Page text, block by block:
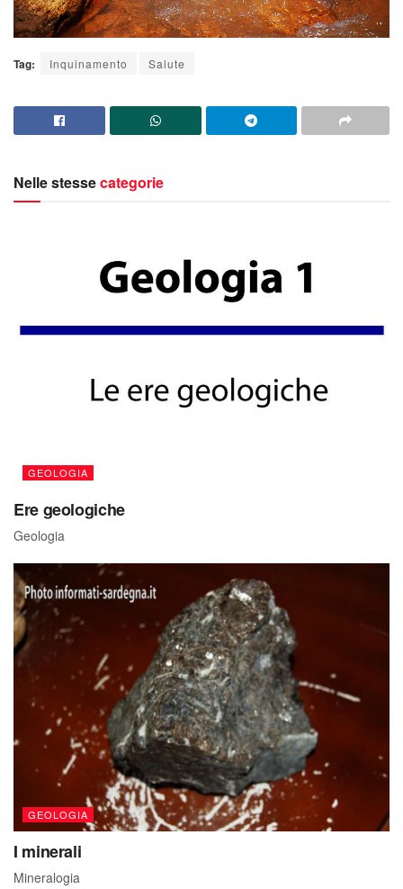
Tag: Inquinamento Salute
Nelle stessecategorie
GEOLOGIA
Ere geologiche
Geologia
GEOLOGIA
I minerali
Mineralogia